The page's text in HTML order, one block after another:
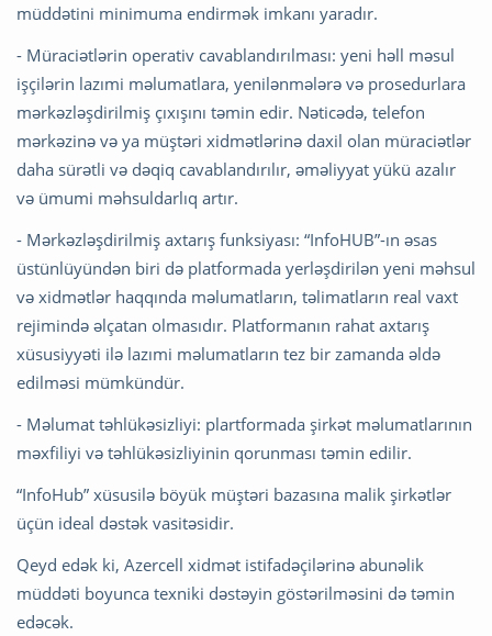
müddətini minimuma endirmək imkanı yaradır.
- Müraciətlərin operativ cavablandırılması: yeni həll məsul
işçilərin lazımi məlumatlara, yenilənmələrə və prosedurlara
mərkəzləşdirilmiş çıxışını təmin edir. Nəticədə, telefon
mərkəzinə və ya müştəri xidmətlərinə daxil olan müraciətlər
daha sürətli və dəqiq cavablandırılır, əməliyyat yükü azalır
və ümumi məhsuldarlıq artır.
- Mərkəzləşdirilmiş axtarış funksiyası: “InfoHUB”-ın əsas
üstünlüyündən biri də platformada yerləşdirilən yeni məhsul
və xidmətlər haqqında məlumatların, təlimatların real vaxt
rejimində əlçatan olmasıdır. Platformanın rahat axtarış
xüsusiyyəti ilə lazımi məlumatların tez bir zamanda əldə
edilməsi mümkündür.
- Məlumat təhlükəsizliyi: plartformada şirkət məlumatlarının
məxfiliyi və təhlükəsizliyinin qorunması təmin edilir.
“InfoHub” xüsusilə böyük müştəri bazasına malik şirkətlər
üçün ideal dəstək vasitəsidir.
Qeyd edək ki, Azercell xidmət istifadəçilərinə abunəlik
müddəti boyunca texniki dəstəyin göstərilməsini də təmin
edəcək.